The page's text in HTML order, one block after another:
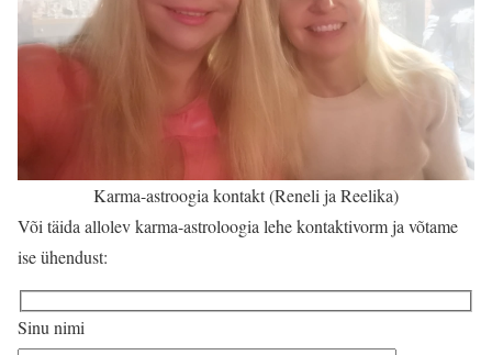
Karma-astroogia kontakt (Reneli ja Reelika)
Või täida allolev karma-astroloogia lehe kontaktivorm ja võtame
ise ühendust:
Sinu nimi